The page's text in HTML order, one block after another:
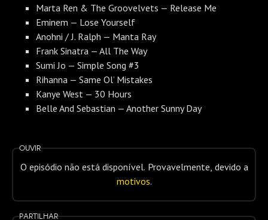
Marta Ren & The Groovelvets — Release Me
Eminem — Lose Yourself
Anohni / J. Ralph — Manta Ray
Frank Sinatra — All The Way
Sumi Jo — Simple Song #3
Rihanna — Same Ol’ Mistakes
Kanye West — 30 Hours
Belle And Sebastian — Another Sunny Day
Ouvir
O episódio não está disponível. Provavelmente, devido a
motivos.
Partilhar